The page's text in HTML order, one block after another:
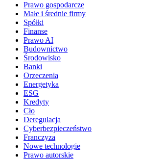
Prawo gospodarcze
Małe i średnie firmy
Spółki
Finanse
Prawo AI
Budownictwo
Środowisko
Banki
Orzeczenia
Energetyka
ESG
Kredyty
Cło
Deregulacja
Cyberbezpieczeństwo
Franczyza
Nowe technologie
Prawo autorskie